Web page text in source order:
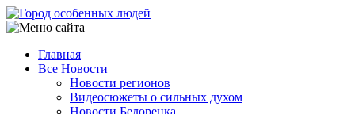
Перейти
к
содержанию
Main
navigation
Главная
Все Новости
Новости регионов
Видеосюжеты о сильных духом
Новости Белорецка